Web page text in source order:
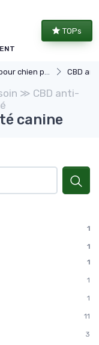
TOPs
par besoin CBD
≫ CBD anti-
canine
1
1
1
1
1
11
3